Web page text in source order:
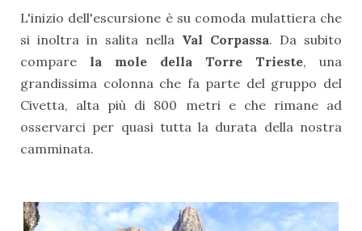
L'inizio dell'escursione è su comoda mulattiera che
si inoltra in salita nella Val Corpassa. Da subito
compare la mole della Torre Trieste, una
grandissima colonna che fa parte del gruppo del
Civetta, alta più di 800 metri e che rimane ad
osservarci per quasi tutta la durata della nostra
camminata.